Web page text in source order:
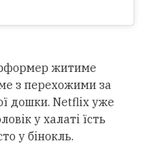
житиме
з перехожими за
дошки. Netflix уже
у халаті їсть
у бінокль.